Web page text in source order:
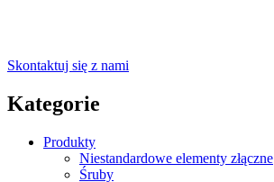
Skontaktuj się z nami
Kategorie
Produkty
Niestandardowe elementy złączne
Śruby